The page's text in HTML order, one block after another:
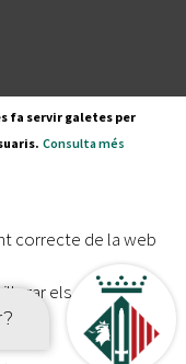
Mapa del lloc
fa servir galetes per
Consulta més
correcte de la web
els serveis del